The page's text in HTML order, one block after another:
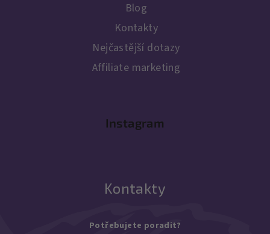
Blog
Kontakty
Nejčastější dotazy
Affiliate marketing
Instagram
Kontakty
Potřebujete poradit?